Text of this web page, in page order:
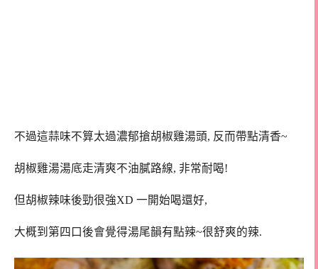
不過這蒜味不算太過濃郁搶胡椒雞湯頭, 反而帶點清香~
胡椒雞湯湯底走清爽不油膩路線, 非常耐喝!
但胡椒辣味後勁很強XD 一開始喝還好,
大概到第四口後會覺得湯尾韻有點辣~很舒爽的辣.